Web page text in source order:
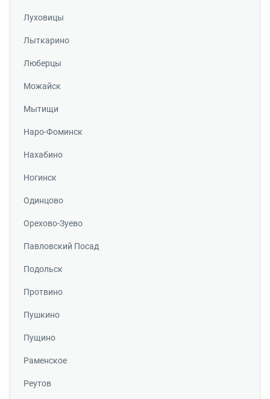
Луховицы
Лыткарино
Люберцы
Можайск
Мытищи
Наро-Фоминск
Нахабино
Ногинск
Одинцово
Орехово-Зуево
Павловский Посад
Подольск
Протвино
Пушкино
Пущино
Раменское
Реутов